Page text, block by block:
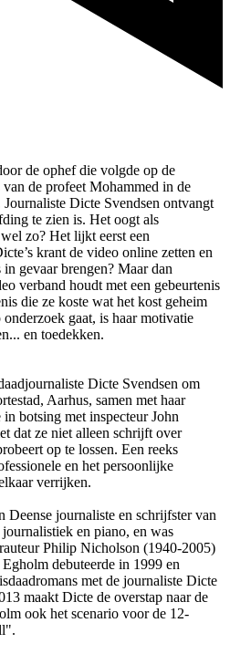
de ophef die volgde op de
de profeet Mohammed in de
Dicte Svendsen ontvangt
te zien is. Het oogt als
zo? Het lijkt eerst een
krant de video online zetten en
gevaar brengen? Maar dan
verband houdt met een gebeurtenis
die ze koste wat het kost geheim
gaat, is haar motivatie
en toedekken.
Dicte Svendsen om
Aarhus, samen met haar
botsing met inspecteur John
dat ze niet alleen schrijft over
op te lossen. Een reeks
en het persoonlijke
verrijken.
Deense journaliste en schrijfster van
en piano, en was
Philip Nicholson (1940-2005)
debuteerde in 1999 en
met de journaliste Dicte
maakt Dicte de overstap naar de
ook het scenario voor de 12-